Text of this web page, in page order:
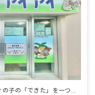
ABAとTEACCHの手法で、その子の「できた」を一つずつ一緒に見つけていく仕事です。